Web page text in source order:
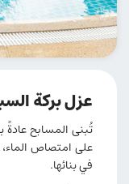
عزل بركة
تُبنى المسابح عادةً
على امتصاص الماء،
في بنائها.